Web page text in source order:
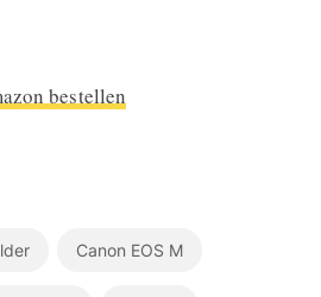
bestellen
Canon EOS M